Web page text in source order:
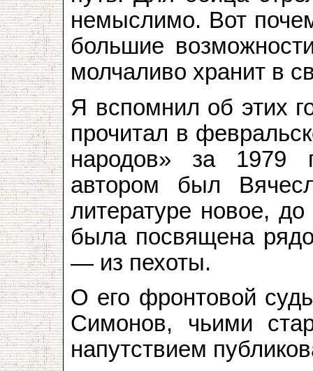
немыслимо. Вот
большие
молчаливо хранит в
Я вспомнил об этих
прочитал в
народов» за 1979
автором был
литературе новое, до
была посвящена
— из пехоты.
О его фронтовой
Симонов, чьими
напутствием